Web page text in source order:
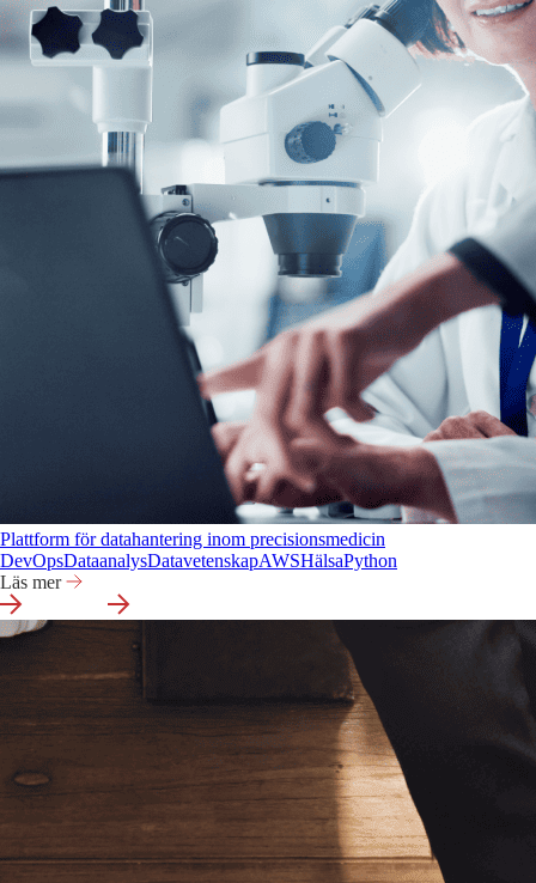
Plattform för datahantering inom precisionsmedicin
DevOpsDataanalysDatavetenskapAWSHälsaPython
Läs mer